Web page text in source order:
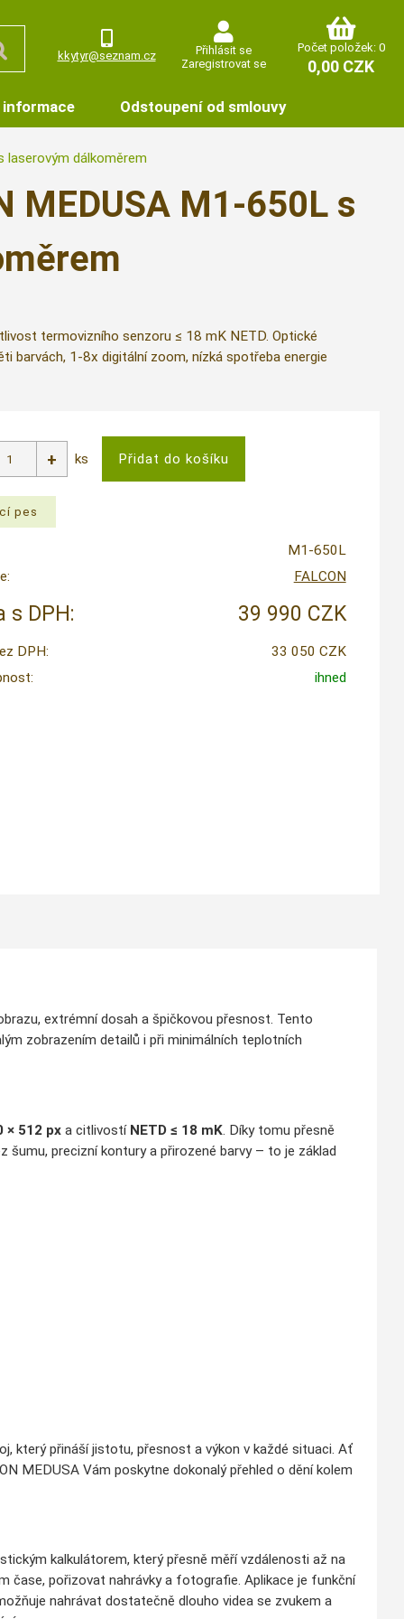
kkytyr@seznam.cz
Přihlásit se
Zaregistrovat se
Počet položek: 0
0,00 CZK
Odstoupení od smlouvy
laserovým dálkoměrem
MEDUSA M1-650L s
termovizního senzoru ≤ 18 mK NETD. Optické
barvách, 1-8x digitální zoom, nízká spotřeba energie
ks
M1-650L
FALCON
s DPH: 39 990 CZK
DPH:
33 050 CZK
ihned
extrémní dosah a špičkovou přesnost. Tento
zobrazením detailů i při minimálních teplotních
× 512 px a citlivostí NETD ≤ 18 mK. Díky tomu přesně
šumu, precizní kontury a přirozené barvy – to je základ
který přináší jistotu, přesnost a výkon v každé situaci. Ať
MEDUSA Vám poskytne dokonalý přehled o dění kolem
kalkulátorem, který přesně měří vzdálenosti až na
čase, pořizovat nahrávky a fotografie. Aplikace je funkční
nahrávat dostatečně dlouho videa se zvukem a